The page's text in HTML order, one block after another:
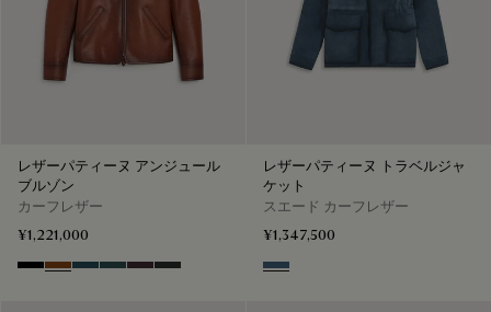
レザーパティーヌ アンジュール
ブルゾン
カーフレザー
¥1,221,000
Black Shade
Cacao Intenso
Meteorite
Light Nero Caviar
GrapesVerbena
レザーパティーヌ トラベルジャ
ケット
スエード カーフレザー
¥1,347,500
Dim Blue